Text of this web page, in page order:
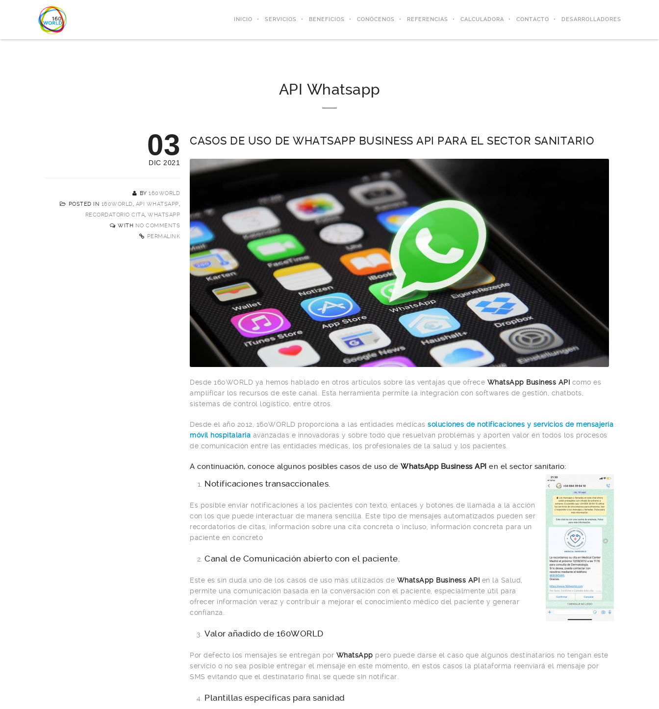
INICIO SERVICIOS BENEFICIOS CONÓCENOS REFERENCIAS CALCULADORA CONTACTO DESARROLLADORES
API Whatsapp
03
DIC 2021
BY 160WORLD
POSTED IN 160WORLD, API WHATSAPP,
RECORDATORIO CITA, WHATSAPP
WITH NO COMMENTS
PERMALINK
CASOS DE USO DE WHATSAPP BUSINESS API PARA EL SECTOR SANITARIO
Desde 160WORLD ya hemos hablado en otros artículos sobre las ventajas que ofrece WhatsApp Business API como es
amplificar los recursos de este canal. Esta herramienta permite la integración con softwares de gestión, chatbots,
sistemas de control logístico, entre otros.
Desde el año 2012, 160WORLD proporciona a las entidades médicas soluciones de notificaciones y servicios de mensajería
móvil hospitalaria avanzadas e innovadoras y sobre todo que resuelvan problemas y aporten valor en todos los procesos
de comunicación entre las entidades médicas, los profesionales de la salud y los pacientes.
A continuación, conoce algunos posibles casos de uso de WhatsApp Business API en el sector sanitario:
Notificaciones transaccionales.
Es posible enviar notificaciones a los pacientes con texto, enlaces y botones de llamada a la acción
con los que puede interactuar de manera sencilla. Este tipo de mensajes automatizados pueden ser
recordatorios de citas, información sobre una cita concreta o incluso, información concreta para un
paciente en concreto
Canal de Comunicación abierto con el paciente.
Este es sin duda uno de los casos de uso más utilizados de WhatsApp Business API en la Salud,
permite una comunicación basada en la conversación con el paciente, especialmente útil para
ofrecer información veraz y contribuir a mejorar el conocimiento médico del paciente y generar
confianza.
Valor añadido de 160WORLD
Por defecto los mensajes se entregan por WhatsApp pero puede darse el caso que algunos destinatarios no tengan este
servicio o no sea posible entregar el mensaje en este momento, en estos casos la plataforma reenviará el mensaje por
SMS evitando que el destinatario final se quede sin notificar.
Plantillas específicas para sanidad